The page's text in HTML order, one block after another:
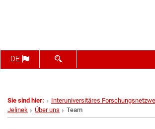
DE SUCHFORMULAR ÖFFNEN
Sie sind hier:
Interuniversitäres
Jelinek
Über uns Team